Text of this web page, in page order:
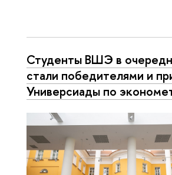
Студенты ВШЭ в
стали победителями и
Универсиады по